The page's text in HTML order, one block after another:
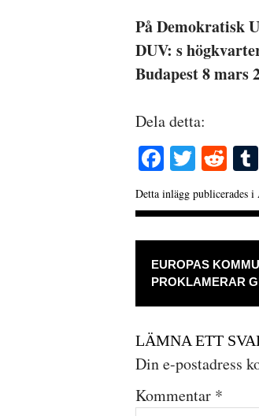
På Demokratisk
DUV: s
Budapest 8 mars
Dela detta:
Fa
ce
bo
ok
T
wi
tte
r
R
ed
di
t
Detta inlägg publicerades i
EUROPAS
PROKLAMERAR
LÄMNA ETT
Din e-postadress
Kommentar *